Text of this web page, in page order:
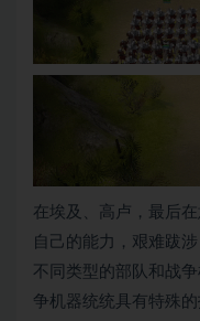
在埃及、高卢，最后
自己的能力，艰难跋
不同类型的部队和战
争机器统统具有特殊